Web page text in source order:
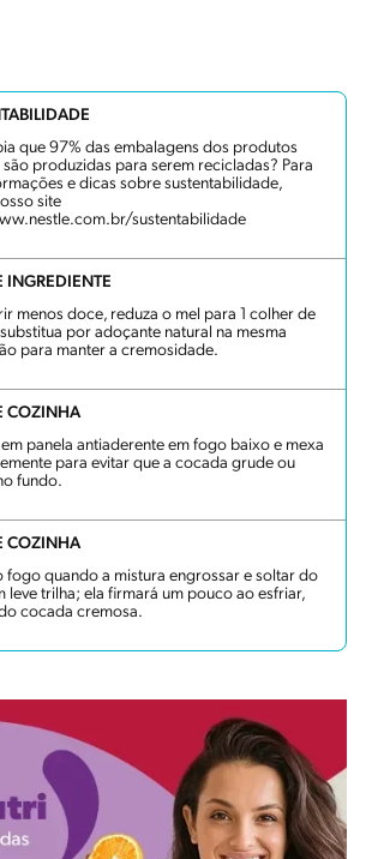
que 97% das embalagens dos produtos
são produzidas para serem recicladas? Para
e dicas sobre sustentabilidade,
site
sustentabilidade
INGREDIENTE
menos doce, reduza o mel para 1 colher de
por adoçante natural na mesma
para manter a cremosidade.
COZINHA
panela antiaderente em fogo baixo e mexa
para evitar que a cocada grude ou
fundo.
COZINHA
fogo quando a mistura engrossar e soltar do
leve trilha; ela firmará um pouco ao esfriar,
cocada cremosa.